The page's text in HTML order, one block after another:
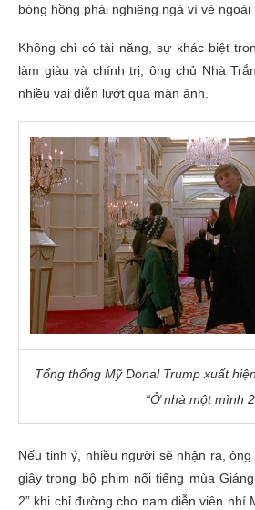
bóng hồng phải nghiêng ngả vì vẻ ngoài
Không chỉ có tài năng, sự khác biệt
làm giàu và chính trị, ông chủ Nhà
nhiều vai diễn lướt qua màn ảnh.
Tổng thống Mỹ Donal Trump xuất
“Ở nhà một mình
Nếu tinh ý, nhiều người sẽ nhận ra,
giây trong bộ phim nổi tiếng mùa
2” khi chỉ đường cho nam diễn viên nhí